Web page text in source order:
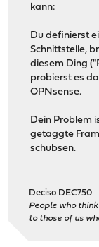
kann:
Du definierst
Schnittstelle,
diesem Ding
probierst es
OPNsense.
Dein Problem
getaggte
schubsen.
Deciso DEC750
People who
to those of us